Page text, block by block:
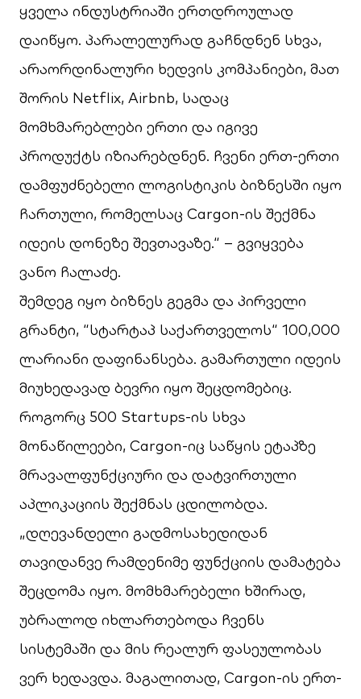
ყველა ინდუსტრიაში ერთდროულად
დაიწყო. პარალელურად გაჩნდნენ სხვა,
არაორდინალური ხედვის კომპანიები, მათ
შორის Netflix, Airbnb, სადაც
მომხმარებლები ერთი და იგივე
პროდუქტს იზიარებდნენ. ჩვენი ერთ-ერთი
დამფუძნებელი ლოგისტიკის ბიზნესში იყო
ჩართული, რომელსაც Cargon-ის შექმნა
იდეის დონეზე შევთავაზე.“ – გვიყვება
ვანო ჩალაძე.
შემდეგ იყო ბიზნეს გეგმა და პირველი
გრანტი, “სტარტაპ საქართველოს“ 100,000
ლარიანი დაფინანსება. გამართული იდეის
მიუხედავად ბევრი იყო შეცდომებიც.
როგორც 500 Startups-ის სხვა
მონაწილეები, Cargon-იც საწყის ეტაპზე
მრავალფუნქციური და დატვირთული
აპლიკაციის შექმნას ცდილობდა.
„დღევანდელი გადმოსახედიდან
თავიდანვე რამდენიმე ფუნქციის დამატება
შეცდომა იყო. მომხმარებელი ხშირად,
უბრალოდ იხლართებოდა ჩვენს
სისტემაში და მის რეალურ ფასეულობას
ვერ ხედავდა. მაგალითად, Cargon-ის ერთ-